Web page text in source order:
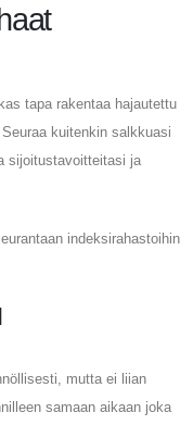
tapa rakentaa hajautettu
kuitenkin salkkuasi
sijoitustavoitteitasi ja
indeksirahastoihin
mutta ei liian
samaan aikaan joka